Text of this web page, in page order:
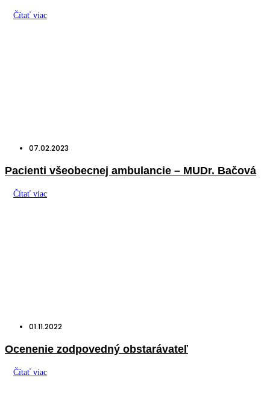
Čítať viac
07.02.2023
Pacienti všeobecnej ambulancie – MUDr. Bačová
Čítať viac
01.11.2022
Ocenenie zodpovedný obstarávateľ
Čítať viac